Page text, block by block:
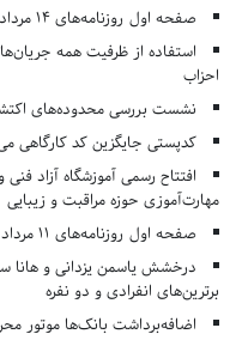
صفحه اول روزنامه‌های 14 مرداد 1405
استفاده از ظرفیت همه
احزاب
نشست بررسی محدوده‌های
کدپستی جایگزین کد کارگاهی
افتتاح رسمی آموزشگاه آزاد
مهارت‌آموزی حوزه مراقبت و زیبایی
صفحه اول روزنامه‌های 11 مرداد 1405
درخشش یاسمن یزدانی و هانا
برترین‌های انفرادی و دو نفره
اضافه‌برداشت بانک‌ها موتور